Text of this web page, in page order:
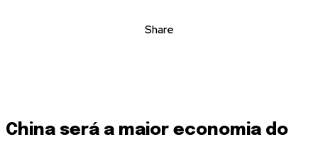
Share
China será a maior economia do